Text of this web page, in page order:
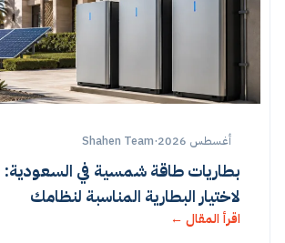
أغسطس 2026 ·
Shahen Team
بطاريات طاقة شمسية في السعودية:
لاختيار البطارية المناسبة لنظامك
اقرأ المقال ←